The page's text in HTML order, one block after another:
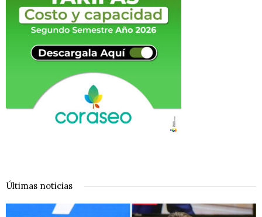
Últimas noticias